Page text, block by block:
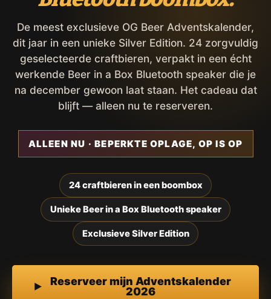
De meest exclusieve OG Beer Adventskalender,
dit jaar in een unieke Silver Edition. 24 zorgvuldig
geselecteerde craftbieren, verpakt in een écht
werkende Beer in a Box Bluetooth speaker die je
na december gewoon laat staan. Het cadeau dat
blijft — alleen nu te reserveren.
ALLEEN NU · BEPERKTE OPLAGE, OP IS OP
24 craftbieren in een boombox
Unieke Beer in a Box Bluetooth speaker
Exclusieve Silver Edition
Reserveer mijn Adventskalender
2026